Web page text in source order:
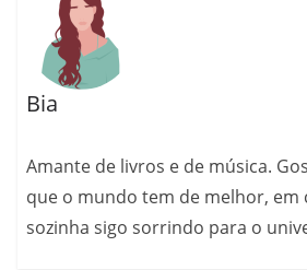
Bia
Amante de livros e de música.
que o mundo tem de melhor, em
sozinha sigo sorrindo para o